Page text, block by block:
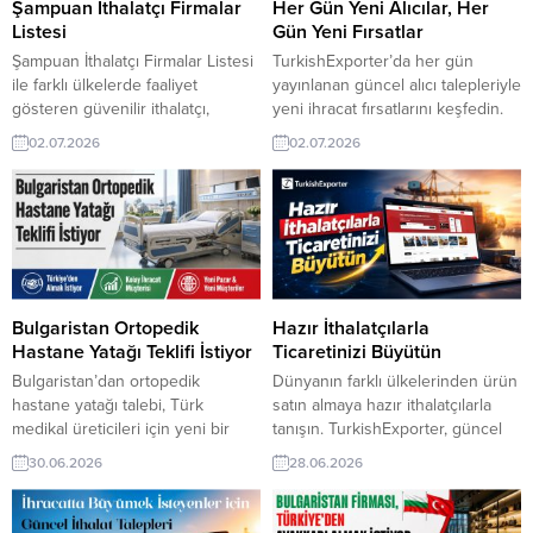
toptancısı hizmet şirket adresleri,
iletişim bilgileri ve ilgili oldukları...
pazar araştırması
raporlarına, TurkishExporter VIP
üyeleri ÜCRETSİZ olarak
ulaşabilir....
Şampuan İthalatçı Firmalar
Listesi
Şampuan İthalatçı Firmalar Listesi
ile farklı ülkelerde faaliyet
gösteren güvenilir ithalatçı,
distribütör ve toptancılara ulaşın.
TurkishExporter, yeni ihracat
bağlantıları kurmanız ve hedef
pazarlarda alıcı bulmanız için
güncel ticaret fırsatları sunar.
TurkishExporter VIP üyeleri
Importer Lists / Databank
sekmesinden Şampuan İthalatçı
Firmalar Listelerini ücretsiz
indirebilirler. En yeni Kozmetik
ithalatçı alım talepleri...
02.07.2026
Her Gün Yeni Alıcılar, Her
Gün Yeni Fırsatlar
TurkishExporter’da her gün
yayınlanan güncel alıcı talepleriyle
yeni ihracat fırsatlarını keşfedin.
Dünyanın farklı ülkelerinden
ithalatçılarla doğrudan iletişim
kurun, yeni pazarlara açılın ve
firmanızı global alıcılara ulaştırın.
Her gün yeni alıcılar, her gün yeni
fırsatlar! ⮩ Yüzlerce yeni ihracat
fırsatlarını görüntüleyin! Kenyalı
İthalatçı, Ultrason Jeli İthal Etmek
İstiyorSuudi Şirketi, Türkiye’den
Plaza...
02.07.2026
Bulgaristan Ortopedik
Hastane Yatağı Teklifi İstiyor
Bulgaristan’dan ortopedik
hastane yatağı talebi, Türk
medikal üreticileri için yeni bir
ihracat fırsatı sunuyor. Hastane
ekipmanları sektöründe faaliyet
gösteren firmalar, bu güncel alım
talebiyle Bulgaristan pazarında
30.06.2026
Hazır İthalatçılarla
Ticaretinizi Büyütün
Dünyanın farklı ülkelerinden ürün
satın almaya hazır ithalatçılarla
tanışın. TurkishExporter, güncel
alıcı taleplerini doğrudan
firmanıza ulaştırarak yeni ihracat
fırsatlarını yakalamanızı sağlar.
Doğru müşterilere daha hızlı
28.06.2026